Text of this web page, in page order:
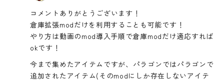
コメントありがとうございます！
倉庫拡張modだけを利用することも可能です！
やり方は動画のmod導入手順で倉庫modだけ適応すれば
okです！
今まで集めたアイテムですが、パラゴンではパラゴンで
追加されたアイテム(そのmodにしか存在しないアイテ